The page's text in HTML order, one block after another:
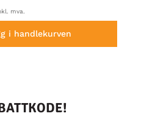
mva.
i handlekurven